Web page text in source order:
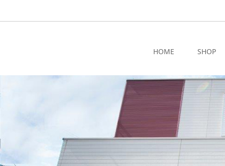
HOME SHOP